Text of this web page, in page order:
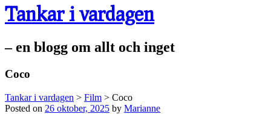
Tankar i vardagen
– en blogg om allt och inget
Coco
Tankar i vardagen > Film > Coco
Posted on 26 oktober, 2025 by Marianne